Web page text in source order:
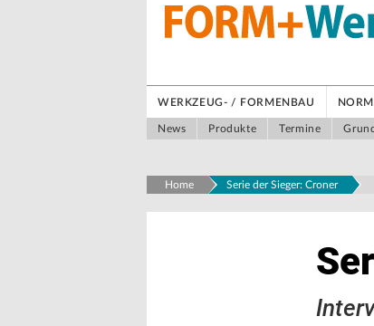
WERKZEUG- / FORMENBAU
News Produkte Termine
Home Serie der Sieger: Croner